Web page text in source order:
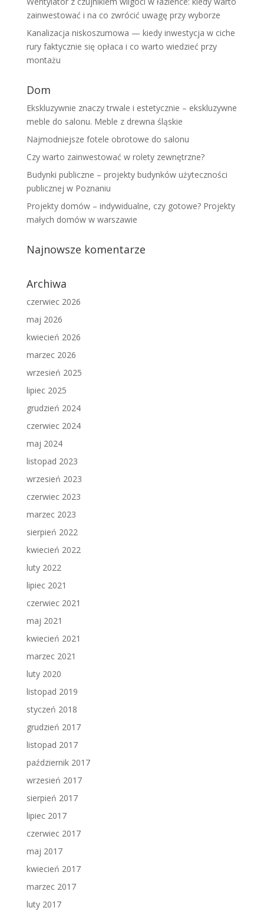
zainwestować i na co zwrócić uwagę przy wyborze
Kanalizacja niskoszumowa — kiedy inwestycja w ciche
rury faktycznie się opłaca i co warto wiedzieć przy
montażu
Dom
Ekskluzywnie znaczy trwale i estetycznie – ekskluzywne
meble do salonu. Meble z drewna śląskie
Najmodniejsze fotele obrotowe do salonu
Czy warto zainwestować w rolety zewnętrzne?
Budynki publiczne – projekty budynków użyteczności
publicznej w Poznaniu
Projekty domów – indywidualne, czy gotowe? Projekty
małych domów w warszawie
Najnowsze komentarze
Archiwa
czerwiec 2026
maj 2026
kwiecień 2026
marzec 2026
wrzesień 2025
lipiec 2025
grudzień 2024
czerwiec 2024
maj 2024
listopad 2023
wrzesień 2023
czerwiec 2023
marzec 2023
sierpień 2022
kwiecień 2022
luty 2022
lipiec 2021
czerwiec 2021
maj 2021
kwiecień 2021
marzec 2021
luty 2020
listopad 2019
styczeń 2018
grudzień 2017
listopad 2017
październik 2017
wrzesień 2017
sierpień 2017
lipiec 2017
czerwiec 2017
maj 2017
kwiecień 2017
marzec 2017
luty 2017